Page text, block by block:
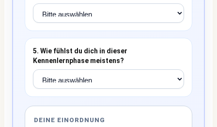
5. Wie fühlst du dich in dieser
Kennenlernphase meistens?
DEINE EINORDNUNG